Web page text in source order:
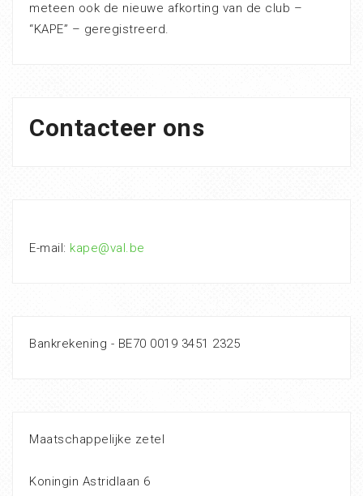
meteen ook de nieuwe afkorting van de club –
“KAPE” – geregistreerd.
Contacteer ons
E-mail: kape@val.be
Bankrekening - BE70 0019 3451 2325
Maatschappelijke zetel
Koningin Astridlaan 6